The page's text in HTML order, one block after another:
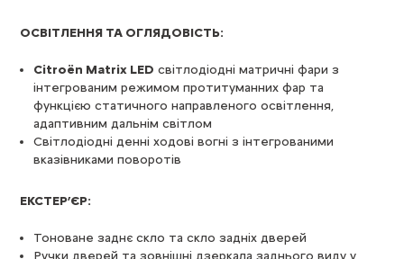
ОСВІТЛЕННЯ ТА ОГЛЯДОВІСТЬ:
Citroën Matrix LED світлодіодні матричні фари з
інтегрованим режимом протитуманних фар та
функцією статичного направленого освітлення,
адаптивним дальнім світлом
Світлодіодні денні ходові вогні з інтегрованими
вказівниками поворотів
ЕКСТЕР’ЄР:
Тоноване заднє скло та скло задніх дверей
Ручки дверей та зовнішні дзеркала заднього виду у